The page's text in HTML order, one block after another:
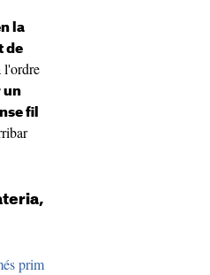
la
de
l'ordre
un
fil
prim